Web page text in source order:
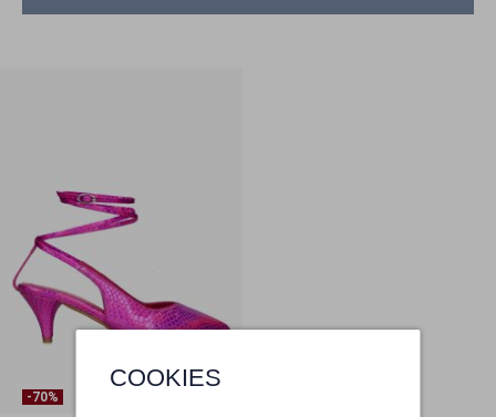
COOKIES
-70%